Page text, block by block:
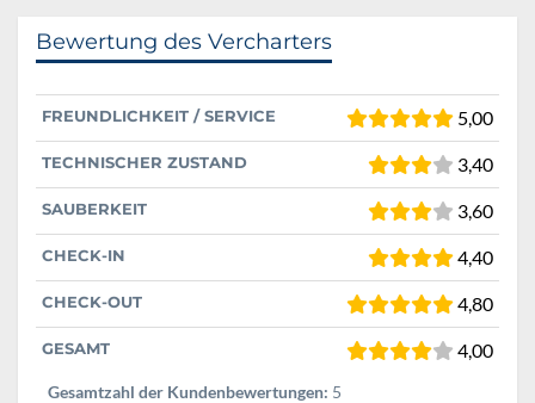
Bewertung des Vercharters
FREUNDLICHKEIT / SERVICE 5,00
TECHNISCHER ZUSTAND 3,40
SAUBERKEIT 3,60
CHECK-IN 4,40
CHECK-OUT 4,80
GESAMT 4,00
Gesamtzahl der Kundenbewertungen: 5